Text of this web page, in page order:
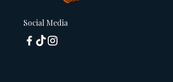
Social Media